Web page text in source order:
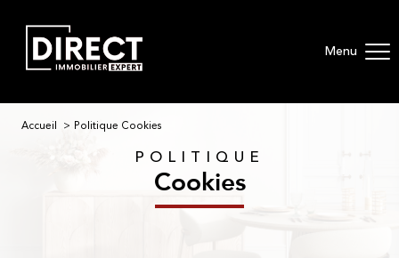
Menu
Accueil Politique Cookies
POLITIQUE
cookies